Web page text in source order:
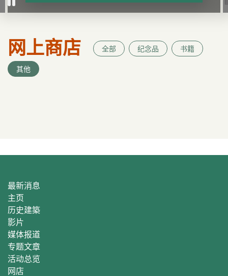
网上商店 全部 纪念品 书籍
其他
最新消息
主页
历史建築
影片
媒体报道
专题文章
活动总览
网店